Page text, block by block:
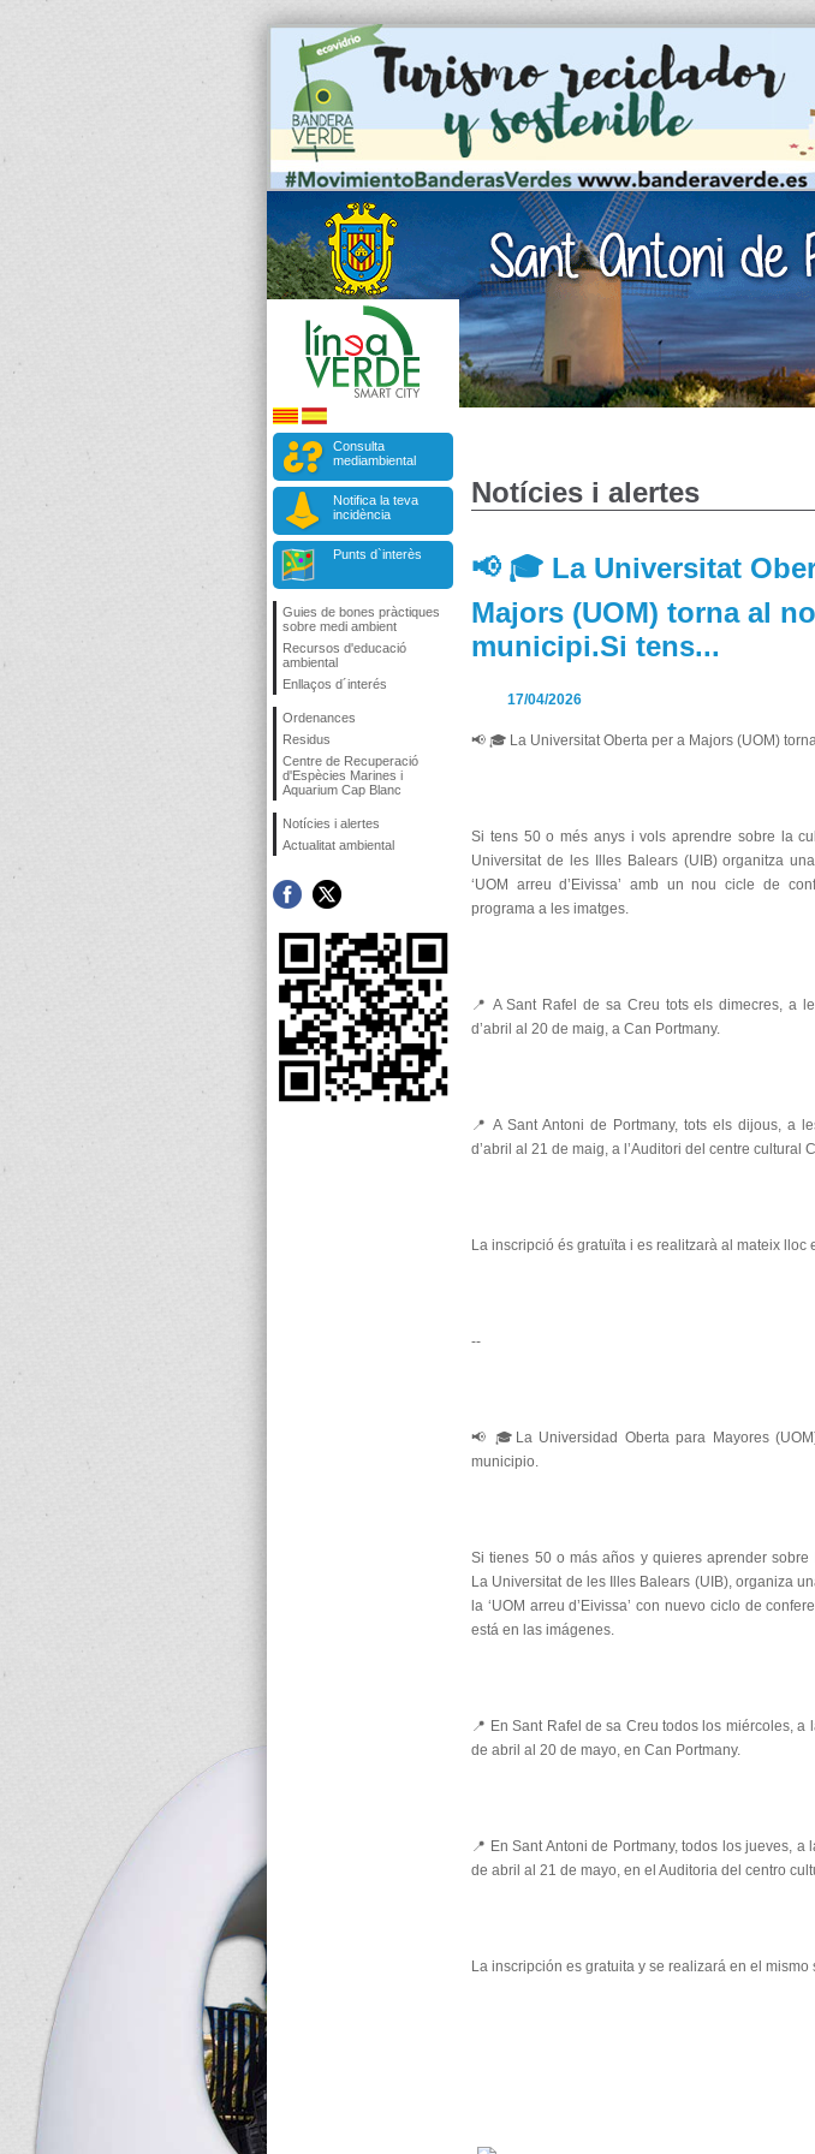
Consulta
mediambiental
Notifica la teva
incidència
Punts d`interès
Guies de bones pràctiques
sobre medi ambient
Recursos d'educació
ambiental
Enllaços d´interés
Ordenances
Residus
Centre de Recuperació
d'Espècies Marines i
Aquarium Cap Blanc
Notícies i alertes
Actualitat ambiental
Notícies i alertes
📢 🎓 La Universitat
Majors (UOM) torna al
municipi.Si tens...
17/04/2026
📢 🎓 La Universitat Oberta per a Majors (UOM)
Si tens 50 o més anys i vols aprendre sobre la
Universitat de les Illes Balears (UIB) organitza
‘UOM arreu d’Eivissa’ amb un nou cicle de
programa a les imatges.
📍 A Sant Rafel de sa Creu tots els dimecres, a
d’abril al 20 de maig, a Can Portmany.
📍 A Sant Antoni de Portmany, tots els dijous, a
d’abril al 21 de maig, a l’Auditori del centre cultural
La inscripció és gratuïta i es realitzarà al mateix lloc
--
📢 🎓La Universidad Oberta para Mayores
municipio.
Si tienes 50 o más años y quieres aprender sobre
La Universitat de les Illes Balears (UIB), organiza
la ‘UOM arreu d’Eivissa’ con nuevo ciclo de
está en las imágenes.
📍 En Sant Rafel de sa Creu todos los miércoles, a
de abril al 20 de mayo, en Can Portmany.
📍 En Sant Antoni de Portmany, todos los jueves, a
de abril al 21 de mayo, en el Auditoria del centro
La inscripción es gratuita y se realizará en el mismo